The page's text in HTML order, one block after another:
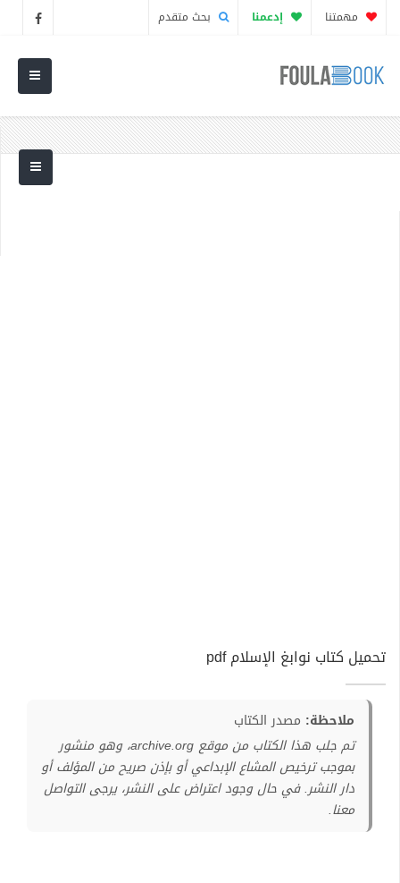
مهمتنا إدعمنا بحث متقدم
تحميل كتاب نوابغ الإسلام pdf
ملاحظة: مصدر الكتاب
تم جلب هذا الكتاب من موقع archive.org، وهو منشور
بموجب ترخيص المشاع الإبداعي أو بإذن صريح من المؤلف أو
دار النشر. في حال وجود اعتراض على النشر، يرجى التواصل
معنا.